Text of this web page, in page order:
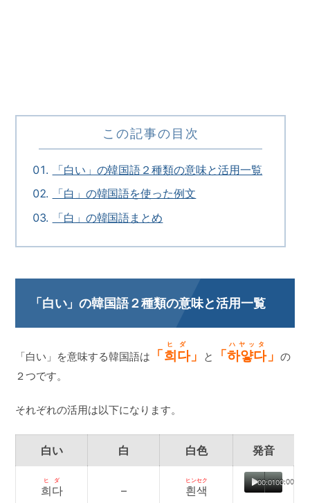
この記事の目次
「白い」の韓国語２種類の意味と活用一覧
「白」の韓国語を使った例文
「白」の韓国語まとめ
「白い」の韓国語２種類の意味と活用一覧
「白い」を意味する韓国語は 「희다
ヒダ
」 と 「하얗다
ハヤッタ
」 の
２つです。
それぞれの活用は以下になります。
白い 白 白色 発音
희다
ヒダ
– 흰색
ヒンセク 00:00
00:01